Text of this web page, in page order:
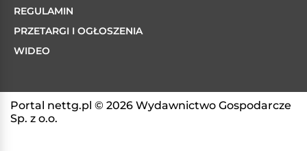
REGULAMIN
PRZETARGI I OGŁOSZENIA
WIDEO
Portal nettg.pl © 2026 Wydawnictwo Gospodarcze
Sp. z o.o.